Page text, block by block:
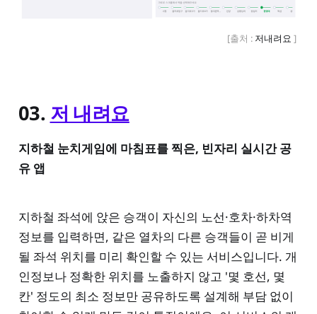
[출처 : 저내려요 ]
03. 저 내려요
지하철 눈치게임에 마침표를 찍은, 빈자리 실시간 공
유 앱
지하철 좌석에 앉은 승객이 자신의 노선·호차·하차역
정보를 입력하면, 같은 열차의 다른 승객들이 곧 비게
될 좌석 위치를 미리 확인할 수 있는 서비스입니다. 개
인정보나 정확한 위치를 노출하지 않고 '몇 호선, 몇
칸' 정도의 최소 정보만 공유하도록 설계해 부담 없이